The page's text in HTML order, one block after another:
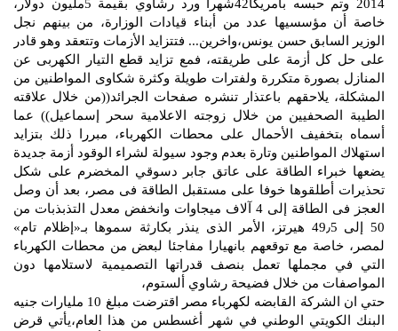
2014 وتم حبسه بامريكا42شهرا ورد رشاوي بقيمة 5مليون دولار،
خاصة أن مؤسسيها عدد من أبناء قيادات الوزارة، من بينهم نجل
الوزير السابق حسن يونس،واخرين... فتتزايد الأزمات وتتعقد وهو قادر
على حل كل أزمة على طريقته، فمع تزايد قطع التيار الكهربى عن
المنازل بصورة متكررة ولفترات طويلة وكثرة شكاوى المواطنين من
المشكلة، يلاحقهم باعتذار تنشره صفحات الجرائد((من خلال علاقته
الطيبة الصحفيين من خلال زوجته الاعلامية سحر إسماعيل)) عما
أسماه بتخفيف الأحمال على محطات الكهرباء، مبررا ذلك بتزايد
استهلاك المواطنين وتارة بعدم وجود سيولة لشراء الوقود أزمة جديدة
يضعها خبراء الطاقة على عاتق جابر دسوقي المخضرم على شكل
تحذيرات أطلقوها خوفا على مستقبل الطاقة فى مصر، بعد أن وصل
العجز فى الطاقة إلى 4 آلاف ميجاوات وانخفض معدل التذبذبات من
50 إلى 49٫5 هيرتز، الأمر الذى ينذر بكارثة سموها بـ«إظلام تام»
لمصر، خاصة مع توقعهم بانهيارا مفاجئا لبعض من محطات الكهرباء
التي في مجملها تعمل بنصف قدراتها التصميمية لاستلامها دون
المواصفات من خلال فضيحة رشاوي ألستوم،
حتي ان الشركة القابضه لكهرباء مصر اقترضت مبلغ 10 مليارات جنيه
البنك الكويتي الوطني في شهر أغسطس من هذا العام،يأتي قرض